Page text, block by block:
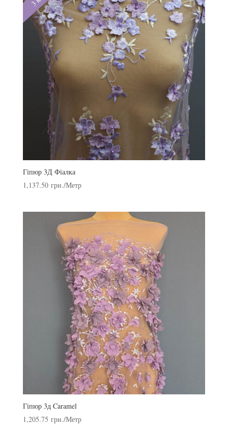
Гіпюр 3Д Фіалка
1,137.50 грн./Метр
Гіпюр 3д Caramel
1,205.75 грн./Метр